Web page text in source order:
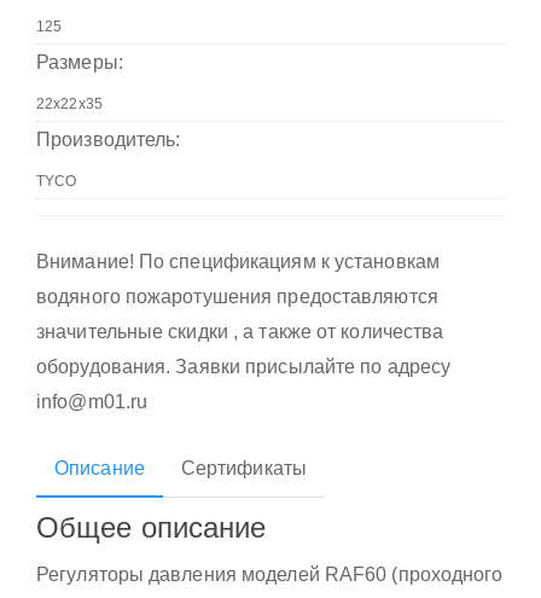
Размеры:
Производитель:
Внимание! По спецификациям к установкам
водяного пожаротушения предоставляются
значительные скидки , а также от количества
оборудования. Заявки присылайте по адресу
info@m01.ru
Описание Сертификаты
Общее описание
Регуляторы давления моделей RAF60 (проходного